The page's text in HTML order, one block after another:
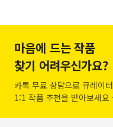
마음에 드는 작품
찾기 어려우신가요?
카톡 무료 상담으로 큐레이
1:1 작품 추천을 받아보세